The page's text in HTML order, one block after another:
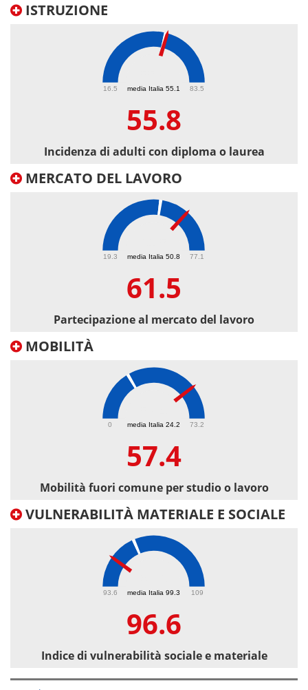
ISTRUZIONE
media Italia 55.1
16.5 83.5
55.8
Incidenza di adulti con diploma o laurea
MERCATO DEL LAVORO
media Italia 50.8
19.3 77.1
61.5
Partecipazione al mercato del lavoro
MOBILITÀ
media Italia 24.2
0 73.2
57.4
Mobilità fuori comune per studio o lavoro
VULNERABILITÀ MATERIALE E SOCIALE
media Italia 99.3
93.6 109
96.6
Indice di vulnerabilità sociale e materiale